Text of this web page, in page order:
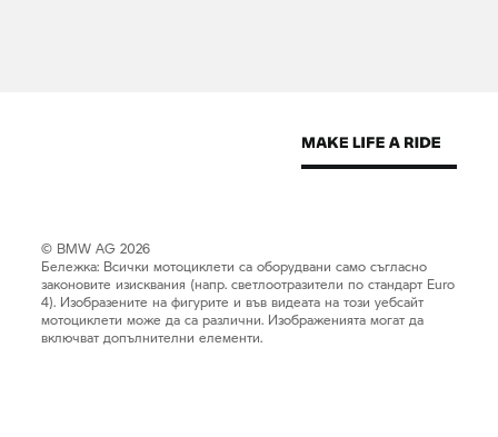
© BMW AG 2026
Бележка: Всички мотоциклети са оборудвани само съгласно
законовите изисквания (напр. светлоотразители по стандарт Euro
4). Изобразените на фигурите и във видеата на този уебсайт
мотоциклети може да са различни. Изображенията могат да
включват допълнителни елементи.